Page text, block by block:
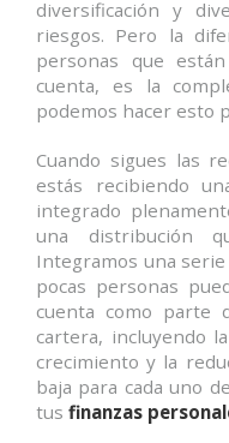
diversificación y
riesgos. Pero la
personas que
cuenta, es la
podemos hacer esto
Cuando sigues las
estás recibiendo
integrado
una distribución
Integramos una
pocas personas
cuenta como parte
cartera, incluyendo
crecimiento y la
baja para cada uno
tus finanzas